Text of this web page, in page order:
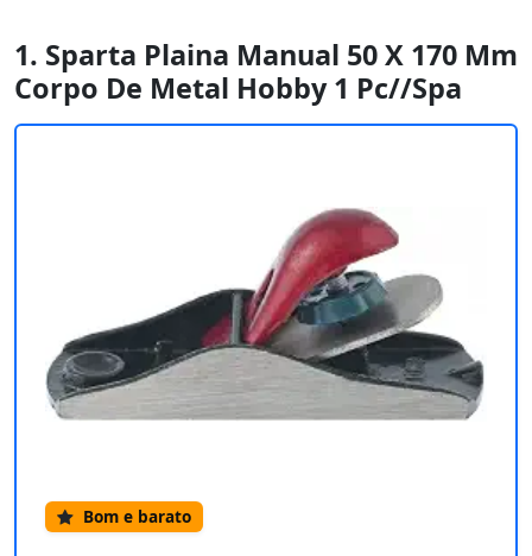
1. Sparta Plaina Manual 50 X 170 Mm
Corpo De Metal Hobby 1 Pc//Spa
Bom e barato